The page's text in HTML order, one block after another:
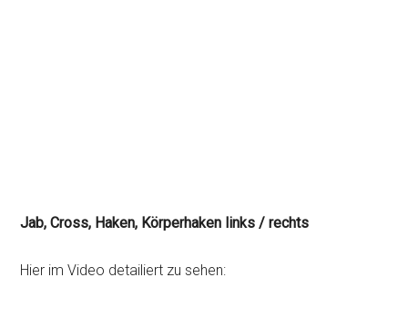
Jab, Cross, Haken, Körperhaken links / rechts
Hier im Video detailiert zu sehen: